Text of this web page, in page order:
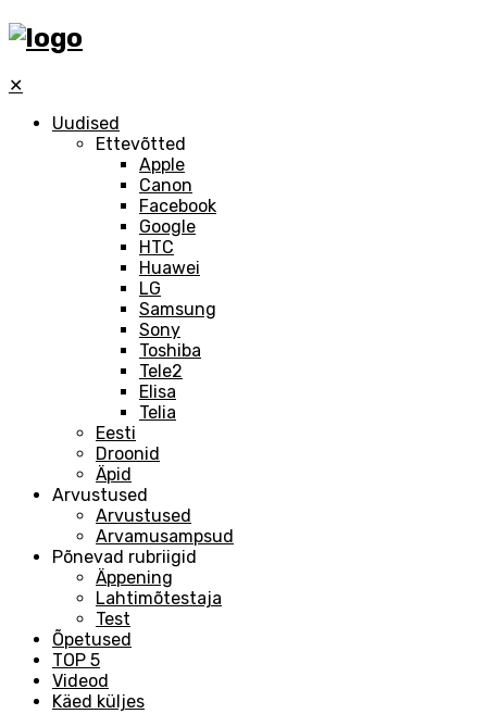
✕
Uudised
Ettevõtted
Apple
Canon
Facebook
Google
HTC
Huawei
LG
Samsung
Sony
Toshiba
Tele2
Elisa
Telia
Eesti
Droonid
Äpid
Arvustused
Arvustused
Arvamusampsud
Põnevad rubriigid
Äppening
Lahtimõtestaja
Test
Õpetused
TOP 5
Videod
Käed küljes